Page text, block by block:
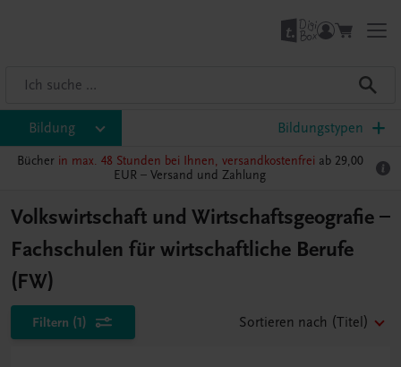
Bildung Bildungstypen
Bücher in max. 48 Stunden bei Ihnen, versandkostenfrei ab 29,00
EUR – Versand und Zahlung
Volkswirtschaft und Wirtschaftsgeografie –
Fachschulen für wirtschaftliche Berufe
(FW)
Filtern (1) Sortieren nach (Titel)